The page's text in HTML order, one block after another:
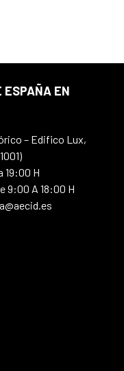
ESPAÑA EN
– Edifico Lux,
19:00 H
9:00 A 18:00 H